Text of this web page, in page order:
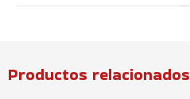
Productos relacionados